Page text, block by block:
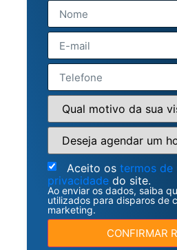
Aceito os termos de
privacidade do site.
Ao enviar os dados, saiba
utilizados para disparos de
marketing.